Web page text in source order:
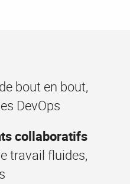
bout en bout,
DevOps
collaboratifs
travail fluides,